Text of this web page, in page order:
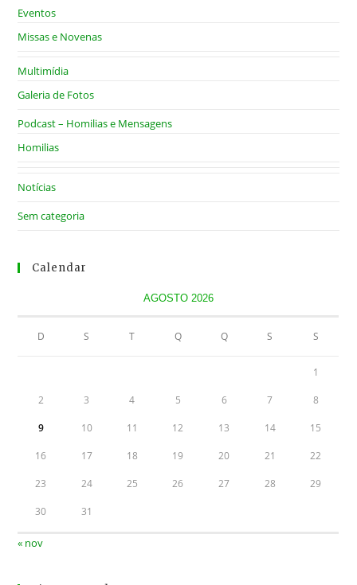
Eventos
Missas e Novenas
Multimídia
Galeria de Fotos
Podcast – Homilias e Mensagens
Homilias
Notícias
Sem categoria
Calendar
AGOSTO 2026
D S T Q Q S S
1
2 3 4 5 6 7 8
9 10 11 12 13 14 15
16 17 18 19 20 21 22
23 24 25 26 27 28 29
30 31
« nov